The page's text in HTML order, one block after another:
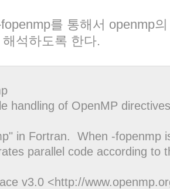
를 통해서 openmp
석하도록 한다.
of OpenMP directives
When -fopenmp is
code according to
<http://